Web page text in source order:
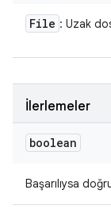
File : Uzak
İlerlemeler
boolean
Başarılıysa